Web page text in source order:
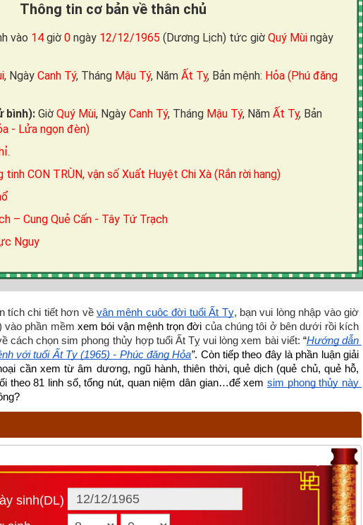
Thông tin cơ bản về thân chủ
vào 14 giờ 0 ngày 12/12/1965 (Dương Lịch) tức giờ Quý Mùi ngày
, Ngày Canh Tý, Tháng Mậu Tý, Năm Ất Tỵ, Bản mệnh: Hỏa (Phú đăng
bình): Giờ Quý Mùi, Ngày Canh Tý, Tháng Mậu Tý, Năm Ất Tỵ, Bản
- Lửa ngọn đèn)
tinh CON TRÙN, vận số Xuất Huyệt Chi Xà (Rắn rời hang)
– Cung Quẻ Cấn - Tây Tứ Trạch
Nguy
tích chi tiết hơn về vận mệnh cuộc đời tuổi Ất Tỵ, bạn vui lòng nhập vào giờ
vào phần mềm xem bói vận mệnh trọn đời của chúng tôi ở bên dưới rồi kích
cách chọn sim phong thủy hợp tuổi Ất Tỵ vui lòng xem bài viết: “Hướng dẫn
với tuổi Ất Tỵ (1965) - Phúc đăng Hỏa”. Còn tiếp theo đây là phần luận giải
cần xem từ âm dương, ngũ hành, thiên thời, quẻ dịch (quẻ chủ, quẻ hỗ,
theo 81 linh số, tổng nút, quan niệm dân gian…để xem sim phong thủy này
sinh(DL)